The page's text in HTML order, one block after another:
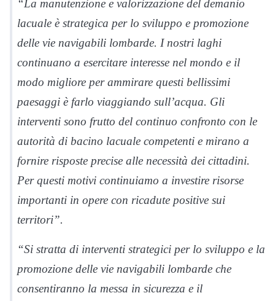
“La manutenzione e valorizzazione del demanio
lacuale è strategica per lo sviluppo e promozione
delle vie navigabili lombarde. I nostri laghi
continuano a esercitare interesse nel mondo e il
modo migliore per ammirare questi bellissimi
paesaggi è farlo viaggiando sull’acqua. Gli
interventi sono frutto del continuo confronto con le
autorità di bacino lacuale competenti e mirano a
fornire risposte precise alle necessità dei cittadini.
Per questi motivi continuiamo a investire risorse
importanti in opere con ricadute positive sui
territori”.
“Si stratta di interventi strategici per lo sviluppo e la
promozione delle vie navigabili lombarde che
consentiranno la messa in sicurezza e il